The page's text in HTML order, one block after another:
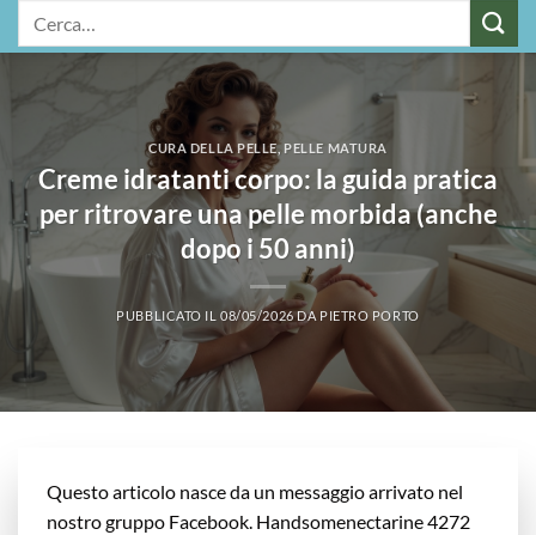
CURA DELLA PELLE, PELLE MATURA
Creme idratanti corpo: la guida pratica
per ritrovare una pelle morbida (anche
dopo i 50 anni)
PUBBLICATO IL08/05/2026DA PIETRO PORTO
Questo articolo nasce da un messaggio arrivato nel
nostro gruppo Facebook. Handsomenectarine 4272